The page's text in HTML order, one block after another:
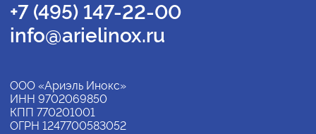
+7 (495) 147-22-00
info@arielinox.ru
ООО «Ариэль Инокс»
ИНН 9702069850
КПП 770201001
ОГРН 1247700583052